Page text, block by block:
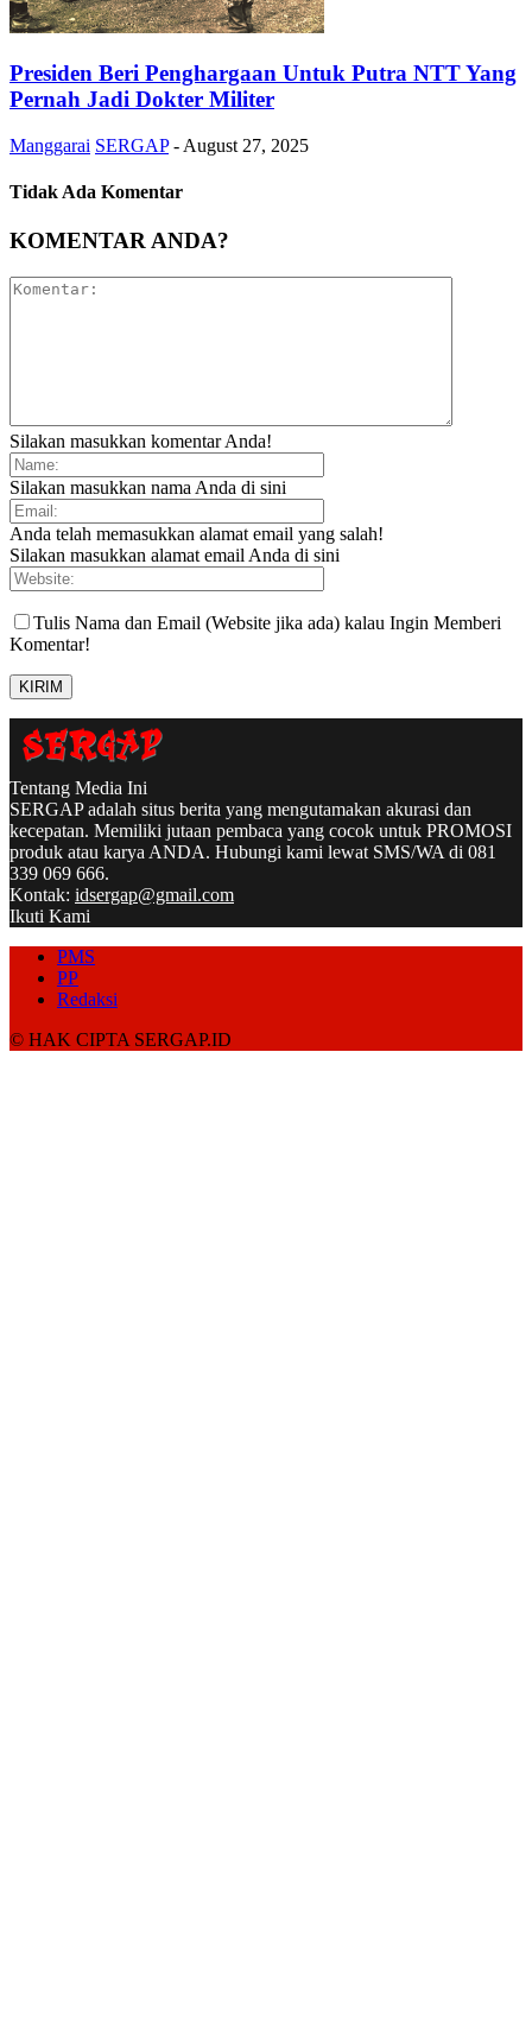
Presiden Beri Penghargaan Untuk Putra NTT Yang
Pernah Jadi Dokter Militer
Manggarai SERGAP - August 27, 2025
Tidak Ada Komentar
KOMENTAR ANDA?
Silakan masukkan komentar Anda!
Silakan masukkan nama Anda di sini
Anda telah memasukkan alamat email yang salah!
Silakan masukkan alamat email Anda di sini
Tulis Nama dan Email (Website jika ada) kalau Ingin Memberi
Komentar!
Tentang Media Ini
SERGAP adalah situs berita yang mengutamakan akurasi dan
kecepatan. Memiliki jutaan pembaca yang cocok untuk PROMOSI
produk atau karya ANDA. Hubungi kami lewat SMS/WA di 081
339 069 666.
Kontak: idsergap@gmail.com
Ikuti Kami
PMS
PP
Redaksi
© HAK CIPTA SERGAP.ID